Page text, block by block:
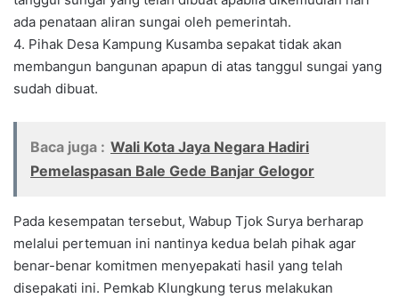
ada penataan aliran sungai oleh pemerintah.
4. Pihak Desa Kampung Kusamba sepakat tidak akan
membangun bangunan apapun di atas tanggul sungai yang
sudah dibuat.
Baca juga : Wali Kota Jaya Negara Hadiri
Pemelaspasan Bale Gede Banjar Gelogor
Pada kesempatan tersebut, Wabup Tjok Surya berharap
melalui pertemuan ini nantinya kedua belah pihak agar
benar-benar komitmen menyepakati hasil yang telah
disepakati ini. Pemkab Klungkung terus melakukan